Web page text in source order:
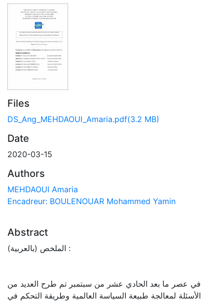
Files
DS_Ang_MEHDAOUI_Amaria.pdf(3.2 MB)
Date
2020-03-15
Authors
MEHDAOUI Amaria
Encadreur: BOULENOUAR Mohammed Yamin
Abstract
الملخص (بالعربية) :
في عصر ما بعد الحادي عشر من سبتمبر تم طرح العديد من
الأسئلة لمعالجة طبيعة السياسة العالمية وطريقة التحكم في